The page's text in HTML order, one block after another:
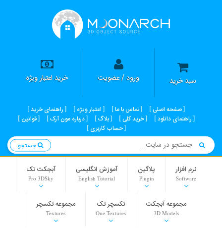
سبد خرید ورود / عضویت خرید اعتبار ویژه
صفحه اصلی تماس با ما اعتبار ویژه
راهنمای خرید
راهنمای دانلود
خرید کلی بلاگ درباره مون آرک
قوانین
حساب کاربری
نرم افزار
Software
پلاگین
Plugin
آموزش انگلیسی
English Tutorial
آبجکت تک
Pro 3DSky
مجموعه آبجکت
3D Models
تکسچر تک
One Textures
مجموعه تکسچر
Textures